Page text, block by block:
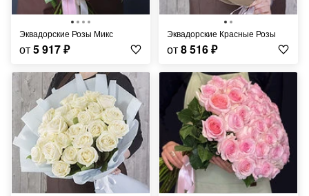
Эквадорские Розы Микс
от5 917₽
Эквадорские Красные Розы
от8 516₽